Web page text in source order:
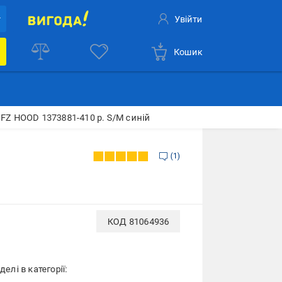
Увійти
Кошик
HOOD 1373881-410 р. S/M синій
1
КОД 81064936
в категорії: